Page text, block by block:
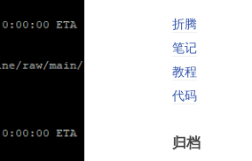
折腾
笔记
教程
代码
归档